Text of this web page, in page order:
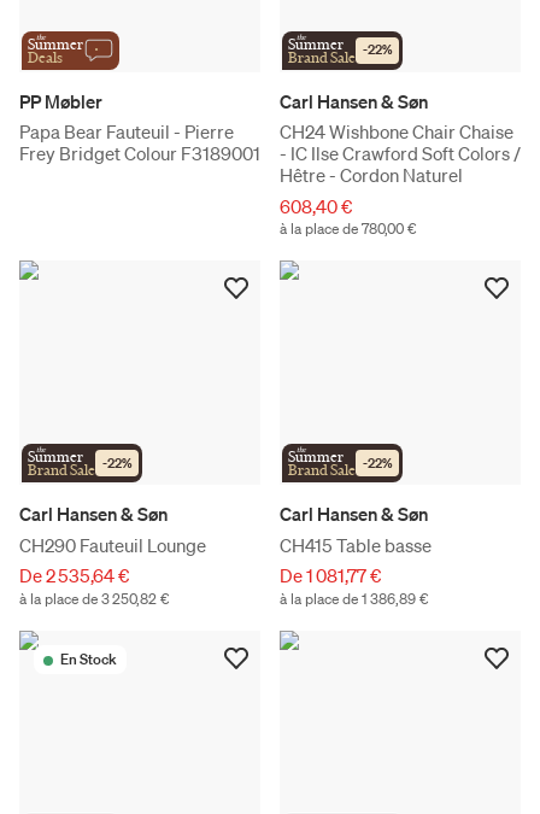
the
Summer
Deals
PP Møbler
Papa Bear Fauteuil - Pierre
Frey Bridget Colour F3189001
the
Summer
Brand Sale -22%
Carl Hansen & Søn
CH24 Wishbone Chair Chaise
- IC Ilse Crawford Soft Colors /
Hêtre - Cordon Naturel
608,40 €
à la place de 780,00 €
the
Summer
Brand Sale -22%
Carl Hansen & Søn
CH290 Fauteuil Lounge
De 2 535,64 €
à la place de 3 250,82 €
the
Summer
Brand Sale -22%
Carl Hansen & Søn
CH415 Table basse
De 1 081,77 €
à la place de 1 386,89 €
En Stock